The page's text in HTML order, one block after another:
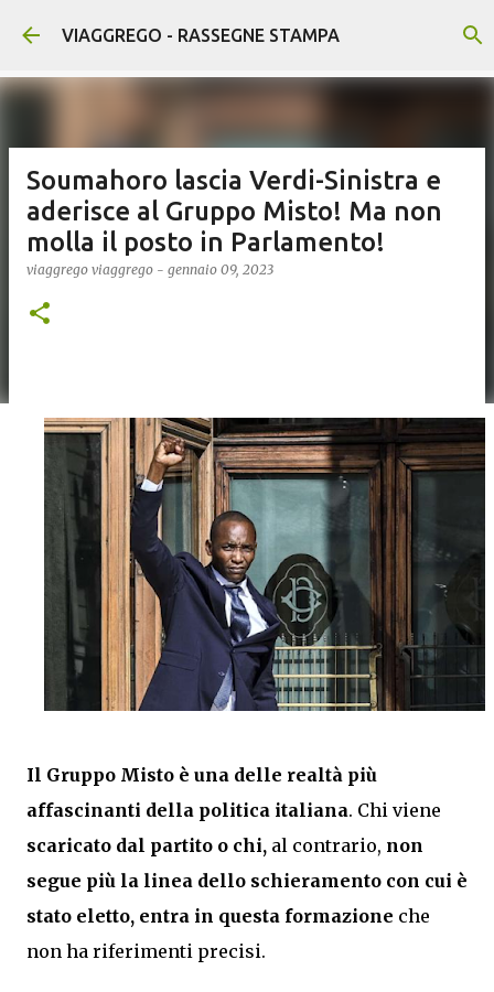
Passa ai contenuti principali
VIAGGREGO - RASSEGNE STAMPA
Soumahoro lascia Verdi-Sinistra e
aderisce al Gruppo Misto! Ma non
molla il posto in Parlamento!
viaggrego viaggrego - gennaio 09, 2023
Il Gruppo Misto è una delle realtà più
affascinanti della politica italiana. Chi viene
scaricato dal partito o chi, al contrario, non
segue più la linea dello schieramento con cui è
stato eletto, entra in questa formazione che
non ha riferimenti precisi.